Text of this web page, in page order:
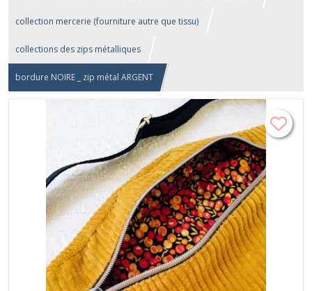
collection mercerie (fourniture autre que tissu)
collections des zips métalliques
bordure NOIRE _ zip métal ARGENT